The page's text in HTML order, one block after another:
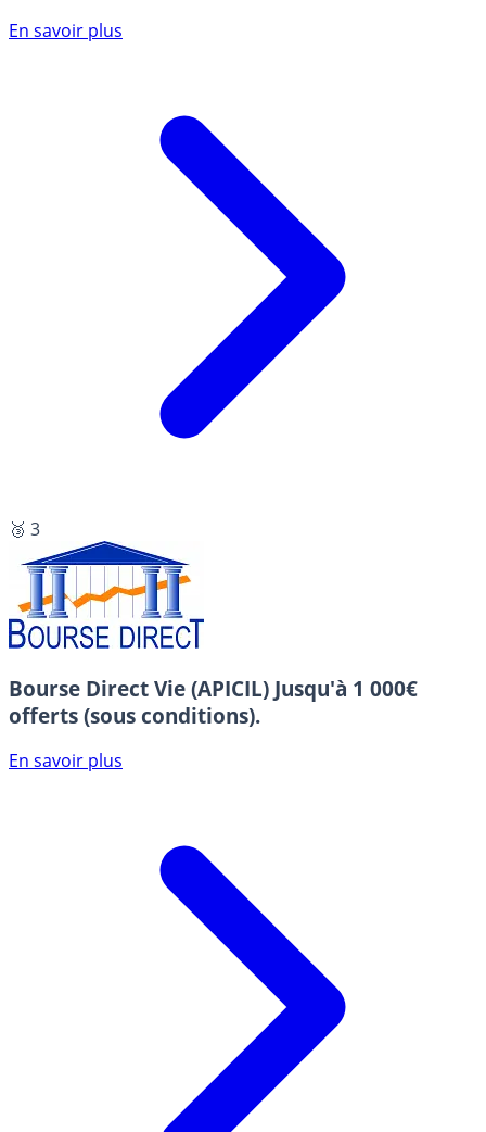
En savoir plus
🥉 3
Bourse Direct Vie (APICIL) Jusqu'à 1 000€
offerts (sous conditions).
En savoir plus